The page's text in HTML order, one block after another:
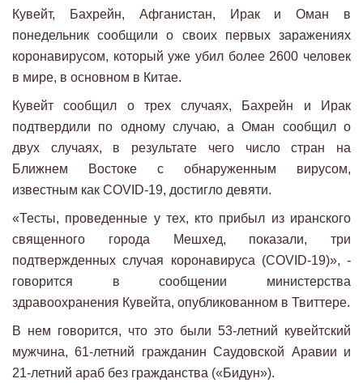
Кувейт, Бахрейн, Афганистан, Ирак и Оман в
понедельник сообщили о своих первых заражениях
коронавирусом, который уже убил более 2600 человек
в мире, в основном в Китае.
Кувейт сообщил о трех случаях, Бахрейн и Ирак
подтвердили по одному случаю, а Оман сообщил о
двух случаях, в результате чего число стран на
Ближнем Востоке с обнаруженным вирусом,
известным как COVID-19, достигло девяти.
«Тесты, проведенные у тех, кто прибыл из иранского
священного города Мешхед, показали, три
подтвержденных случая коронавируса (COVID-19)», -
говорится в сообщении министерства
здравоохранения Кувейта, опубликованном в Твиттере.
В нем говорится, что это были 53-летний кувейтский
мужчина, 61-летний гражданин Саудовской Аравии и
21-летний араб без гражданства («Бидун»).